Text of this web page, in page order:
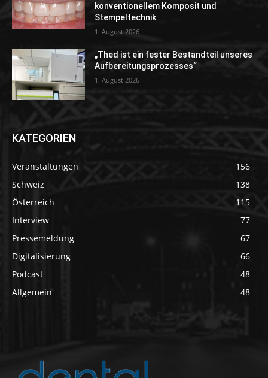
konventionellem Komposit und
Stempeltechnik
1. August 2026
„Thed ist ein fester Bestandteil unseres
Aufbereitungsprozesses“
1. August 2026
KATEGORIEN
Veranstaltungen
156
Schweiz
138
Österreich
115
Interview
77
Pressemeldung
67
Digitalisierung
66
Podcast
48
Allgemein
48